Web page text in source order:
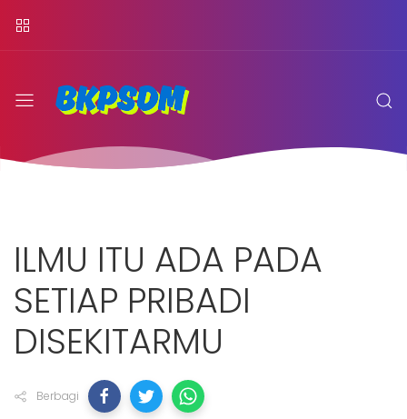
ILMU ITU ADA PADA
SETIAP PRIBADI
DISEKITARMU
Berbagi